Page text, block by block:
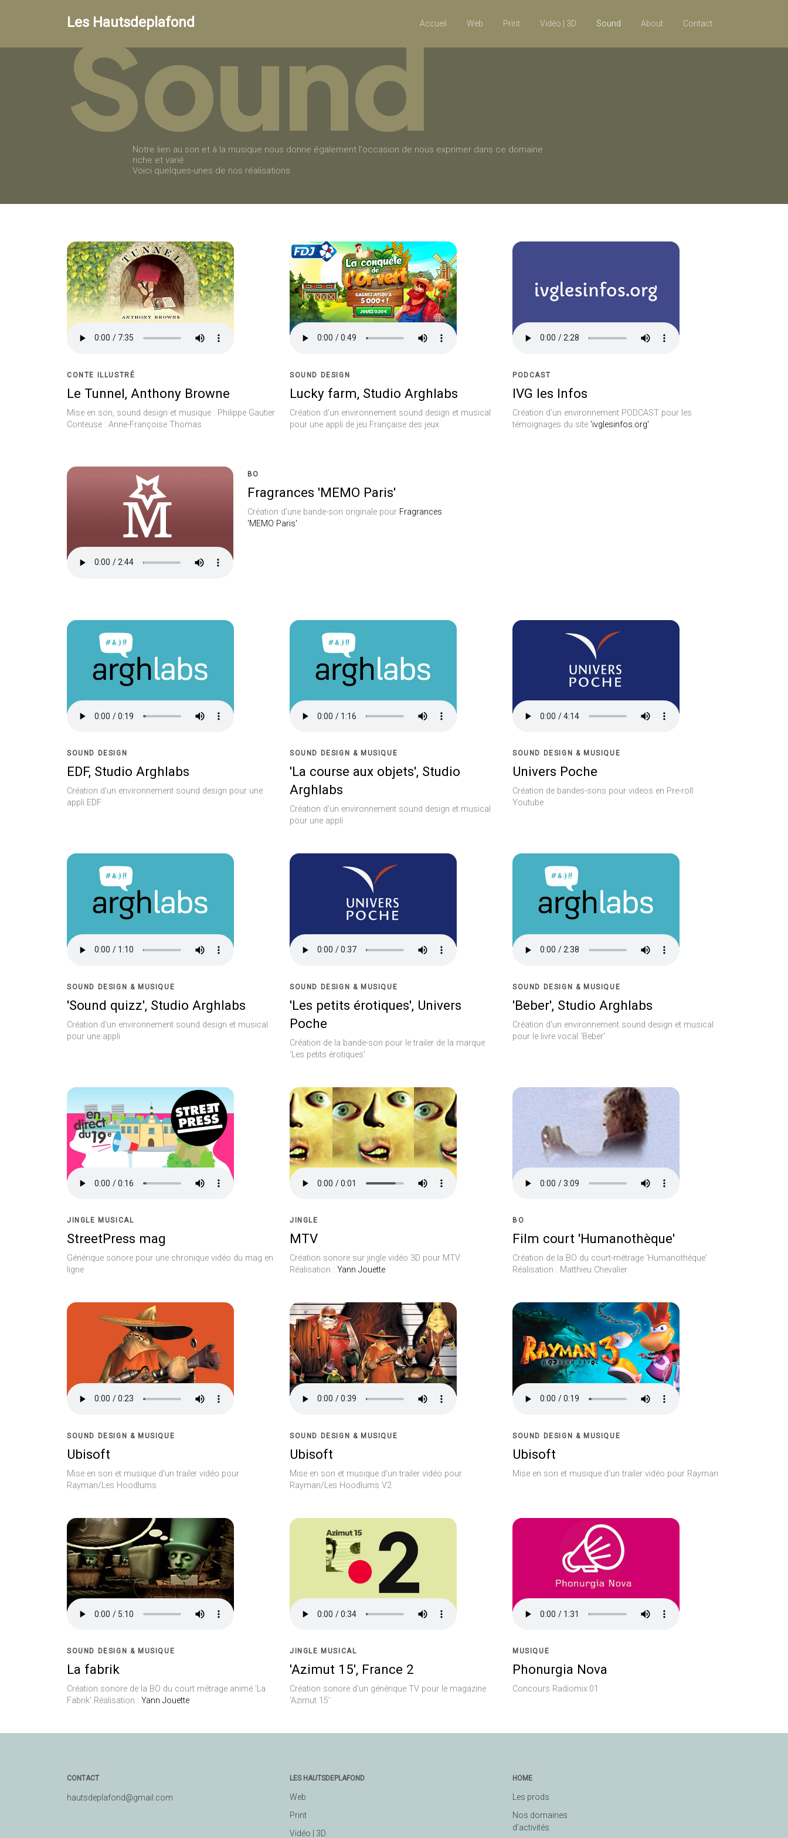
Les Hautsdeplafond Accueil Web Print Vidéo | 3D Sound About Contact
Sound
Notre lien au son et à la musique nous donne également l'occasion de nous exprimer dans ce domaine
riche et varié.
Voici quelques-unes de nos réalisations
CONTE ILLUSTRÉ
Le Tunnel, Anthony Browne
Mise en son, sound design et musique : Philippe Gautier
Conteuse : Anne-Françoise Thomas
SOUND DESIGN
Lucky farm, Studio Arghlabs
Création d'un environnement sound design et musical
pour une appli de jeu Française des jeux
PODCAST
IVG les Infos
Création d’un environnement PODCAST pour les
témoignages du site 'ivglesinfos.org'
BO
Fragrances 'MEMO Paris'
Création d'une bande-son originale pour Fragrances
'MEMO Paris'
SOUND DESIGN
EDF, Studio Arghlabs
Création d'un environnement sound design pour une
appli EDF
SOUND DESIGN & MUSIQUE
'La course aux objets', Studio
Arghlabs
Création d'un environnement sound design et musical
pour une appli
SOUND DESIGN & MUSIQUE
Univers Poche
Création de bandes-sons pour videos en Pre-roll
Youtube
SOUND DESIGN & MUSIQUE
'Sound quizz', Studio Arghlabs
Création d'un environnement sound design et musical
pour une appli
SOUND DESIGN & MUSIQUE
'Les petits érotiques', Univers
Poche
Création de la bande-son pour le trailer de la marque
'Les petits érotiques'
SOUND DESIGN & MUSIQUE
'Beber', Studio Arghlabs
Création d’un environnement sound design et musical
pour le livre vocal 'Beber'
JINGLE MUSICAL
StreetPress mag
Générique sonore pour une chronique vidéo du mag en
ligne
JINGLE
MTV
Création sonore sur jingle vidéo 3D pour MTV
Réalisation : Yann Jouette
BO
Film court 'Humanothèque'
Création de la BO du court-métrage 'Humanothèque'
Réalisation : Matthieu Chevalier
SOUND DESIGN & MUSIQUE
Ubisoft
Mise en son et musique d'un trailer vidéo pour
Rayman/Les Hoodlums
SOUND DESIGN & MUSIQUE
Ubisoft
Mise en son et musique d'un trailer vidéo pour
Rayman/Les Hoodlums V2
SOUND DESIGN & MUSIQUE
Ubisoft
Mise en son et musique d'un trailer vidéo pour Rayman
SOUND DESIGN & MUSIQUE
La fabrik
Création sonore de la BO du court métrage animé 'La
Fabrik' Réalisation : Yann Jouette
JINGLE MUSICAL
'Azimut 15', France 2
Création sonore d'un générique TV pour le magazine
'Azimut 15'
MUSIQUE
Phonurgia Nova
Concours Radiomix.01
CONTACT
hautsdeplafond@gmail.com
LES HAUTSDEPLAFOND
Web
Print
Vidéo | 3D
HOME
Les prods
Nos domaines
d'activités